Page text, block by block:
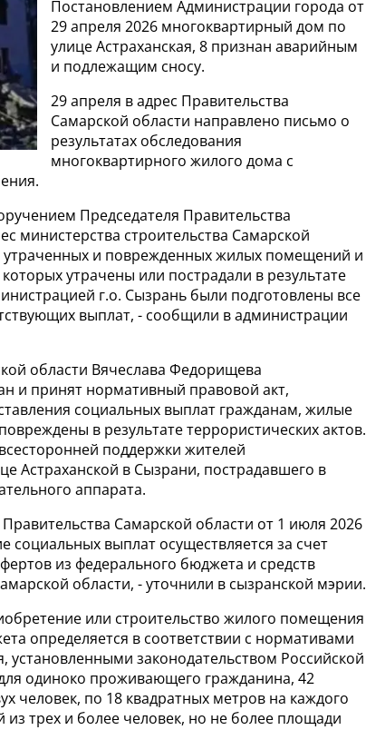
Постановлением Администрации города от
29 апреля 2026 многоквартирный дом по
улице Астраханская, 8 признан аварийным
и подлежащим сносу.
29 апреля в адрес Правительства
Самарской области направлено письмо о
результатах обследования
многоквартирного жилого дома с
Председателя Правительства
министерства строительства Самарской
и поврежденных жилых помещений и
утрачены или пострадали в результате
г.о. Сызрань были подготовлены все
выплат, - сообщили в администрации
области Вячеслава Федорищева
и принят нормативный правовой акт,
социальных выплат гражданам, жилые
в результате террористических актов.
поддержки жителей
Астраханской в Сызрани, пострадавшего в
аппарата.
Самарской области от 1 июля 2026
выплат осуществляется за счет
из федерального бюджета и средств
области, - уточнили в сызранской мэрии.
или строительство жилого помещения
определяется в соответствии с нормативами
законодательством Российской
одиноко проживающего гражданина, 42
человек, по 18 квадратных метров на каждого
трех и более человек, но не более площади